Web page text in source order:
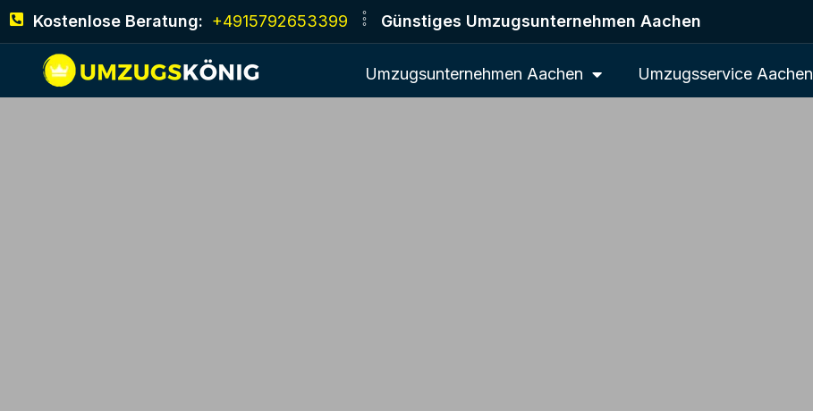
Kostenlose Beratung: +4915792653399 Günstiges Umzugsunternehmen Aachen
Umzugsunternehmen Aachen Umzugsservice Aachen